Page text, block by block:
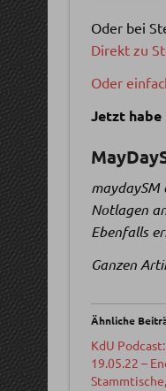
Oder bei
Direkt zu
Oder
Jetzt habe
maydaySM
Notlagen
Ebenfalls
Ganzen
Ähnliche
KdU
19.05.22 –